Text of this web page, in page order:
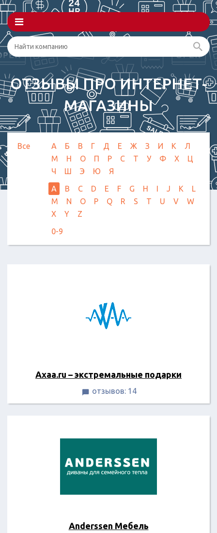
ОТЗЫВЫ ПРО ИНТЕРНЕТ-
МАГАЗИНЫ
Все А Б В Г Д Е Ж З И К
Л
М
Н О П Р С Т У Ф Х
Ц
Ч
Ш Э Ю
Я
A
B C D E F G H I J K
L
M
N O P Q R S T U V
W
X
Y
Z
0-9
Axaa.ru – экстремальные подарки
 отзывов: 14
Anderssen Мебель